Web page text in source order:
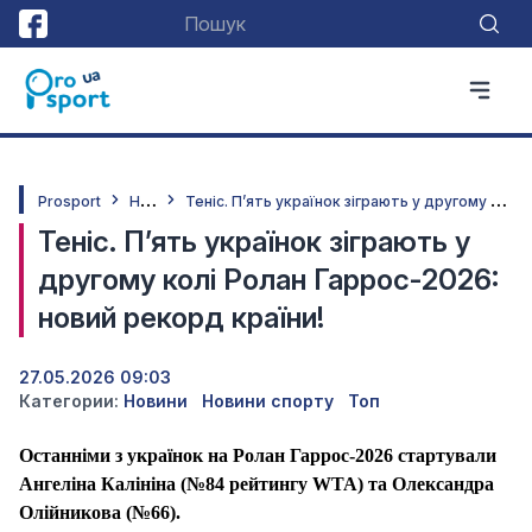
Prosport Н
овини Т
еніс. П’ять українок зіграють у другому колі Ролан Гаррос-2026: новий рекорд країни!
Теніс. П’ять українок зіграють у
другому колі Ролан Гаррос-2026:
новий рекорд країни!
27.05.2026 09:03
Категории: Новини Новини спорту Топ
Останніми з українок на Ролан Гаррос-2026 стартували
Ангеліна Калініна (№84 рейтингу WTA) та Олександра
Олійникова (№66).